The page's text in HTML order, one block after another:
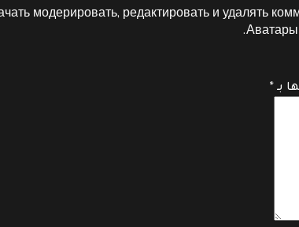
модерировать, редактировать и удалять
Аватары
.
بـ *